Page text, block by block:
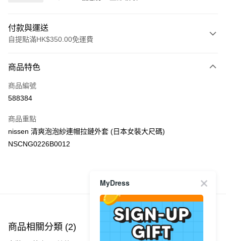
付款與運送
自提點滿HK$350.00免運費
信用卡
Apple Pay
PayMe
WeChat Pay
每筆HK$40.00，滿HK$350.00或以上免運費
付款後順豐站及營業點
每筆HK$40.00，滿HK$350.00或以上免運費
商品特色
商品編號
588384
商品重點
nissen 清爽泡泡紗連帽拉鏈外套 (日本女裝大尺碼)
NSCNG0226B0012
商品推薦
商品相關分類 (2)
MyDress